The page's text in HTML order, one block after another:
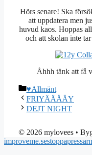
Hörs senare! Ska
att uppdatera men
huvud kaos. Hoppas
och att skolan inte
Åhhh tänk att få
Kategorier
♥Allmänt
FRIYÄÄÄÄY
DEJT NIGHT
© 2026 mylovees •
improveme.se